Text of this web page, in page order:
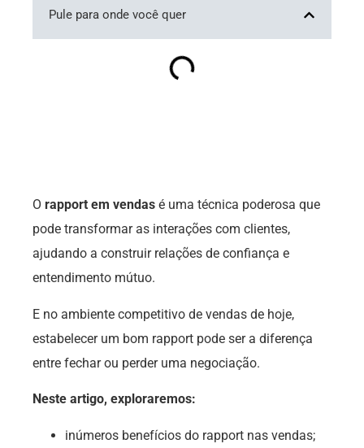
Pule para onde você quer
O rapport em vendas é uma técnica poderosa que
pode transformar as interações com clientes,
ajudando a construir relações de confiança e
entendimento mútuo.
E no ambiente competitivo de vendas de hoje,
estabelecer um bom rapport pode ser a diferença
entre fechar ou perder uma negociação.
Neste artigo, exploraremos:
inúmeros benefícios do rapport nas vendas;